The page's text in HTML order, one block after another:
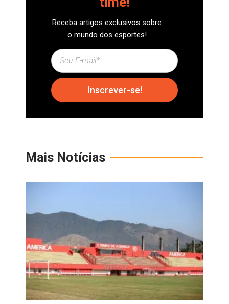
Receba artigos exclusivos sobre
o mundo dos esportes!
Inscrever-se!
Mais Notícias